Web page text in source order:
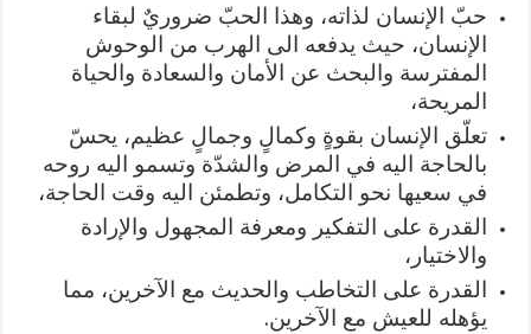
حبّ الإنسان لذاته، وهذا الحبّ ضروريٌ لبقاء
الإنسان، حيث يدفعه الى الهرب من الوحوش
المفترسة والبحث عن الأمان والسعادة والحياة
المريحة،
تعلّق الإنسان بقوةٍ وكمالٍ وجمالٍ عظيم، يحسّ
بالحاجة اليه في المرض والشدّة وتسمو اليه روحه
في سعيها نحو التكامل، وتطمئن اليه وقت الحاجة،
القدرة على التفكير ومعرفة المجهول والإرادة
والاختيار،
القدرة على التخاطب والحديث مع الآخرين، مما
يؤهله للعيش مع الآخرين.